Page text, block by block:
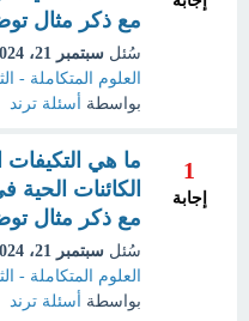
مع ذكر مثال
سُئل سبتمبر 21، 2024
العلوم المتكاملة -
بواسطة
أسئلة ترند
1
إجابة
ما هي التكيفات
الكائنات الحية
مع ذكر مثال
سُئل سبتمبر 21، 2024
العلوم المتكاملة -
بواسطة
أسئلة ترند